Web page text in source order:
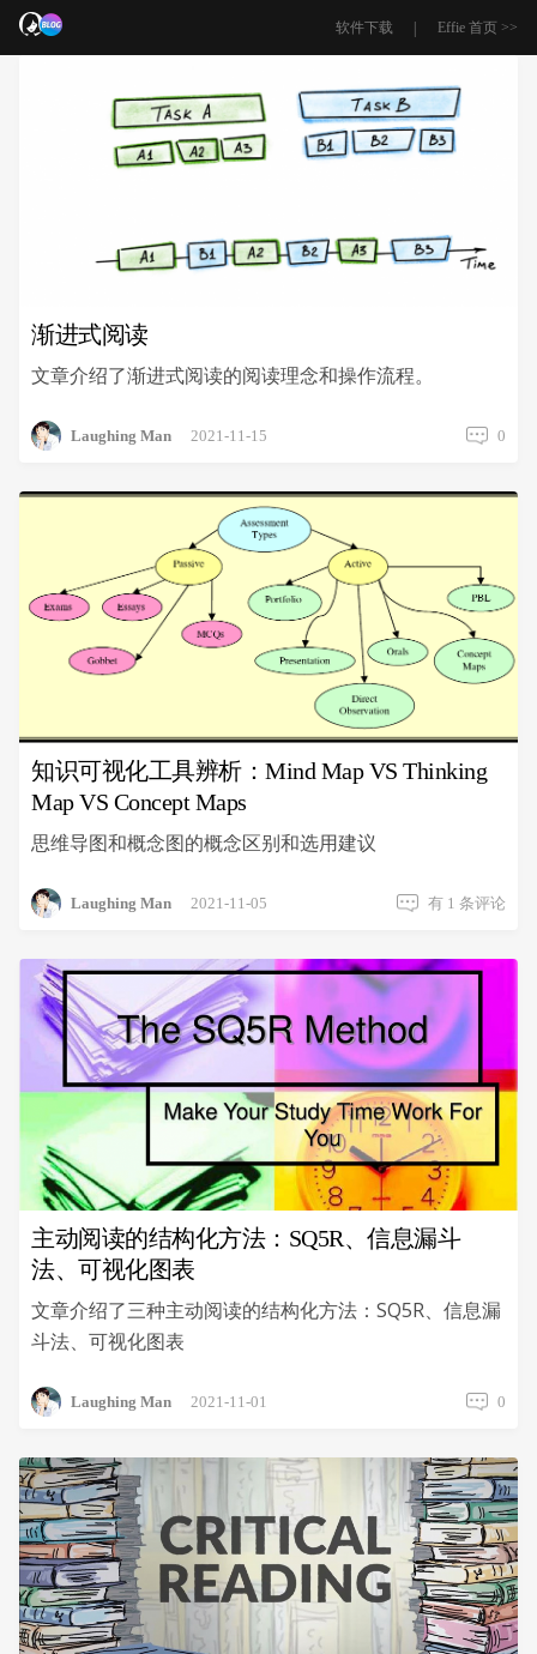
软件下载 | Effie 首页 >>
渐进式阅读
文章介绍了渐进式阅读的阅读理念和操作流程。
Laughing Man 2021-11-15 0
知识可视化工具辨析：Mind Map VS Thinking
Map VS Concept Maps
思维导图和概念图的概念区别和选用建议
Laughing Man 2021-11-05
知
视
化
工
具
辨
析：
Mind
Map
VS
Thinking
Map
VS
Maps
有 1 条评论
主动阅读的结构化方法：SQ5R、信息漏斗
法、可视化图表
文章介绍了三种主动阅读的结构化方法：SQ5R、信息漏
斗法、可视化图表
Laughing Man 2021-11-01 0